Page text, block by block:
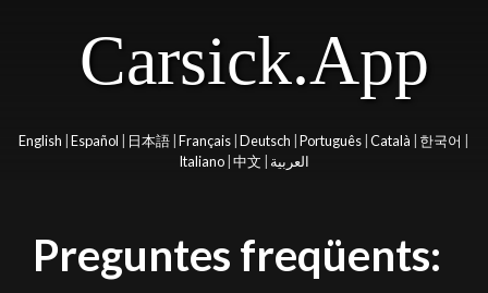
Carsick.App
English |Español 日本語 |Français |Deutsch |Português |Català 한국어
Italiano| 中文 العربية
Preguntes freqüents: